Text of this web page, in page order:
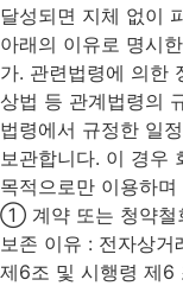
달성되면 지체 없이
아래의 이유로 명시
가. 관련법령에 의한
상법 등 관계법령의
법령에서 규정한 일
보관합니다. 이 경우
목적으로만 이용하
① 계약 또는 청약철
보존 이유 : 전자상
제6조 및 시행령 제6